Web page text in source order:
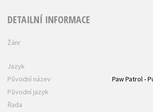
DETAILNÍ INFORMACE
Žánr
Jazyk
Původní název
Paw Patrol -
Původní jazyk
Řada